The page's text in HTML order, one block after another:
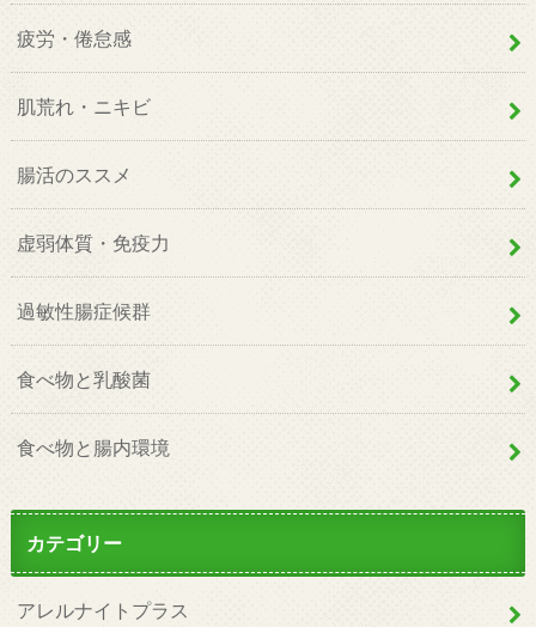
疲労・倦怠感
肌荒れ・ニキビ
腸活のススメ
虚弱体質・免疫力
過敏性腸症候群
食べ物と乳酸菌
食べ物と腸内環境
カテゴリー
アレルナイトプラス